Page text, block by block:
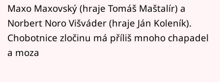
Pořady
Mámy sobě
Maxo Maxovský (hraje Tomáš Maštalír) a
Norbert Noro Višváder (hraje Ján Koleník).
Chobotnice zločinu má příliš mnoho chapadel
a moza